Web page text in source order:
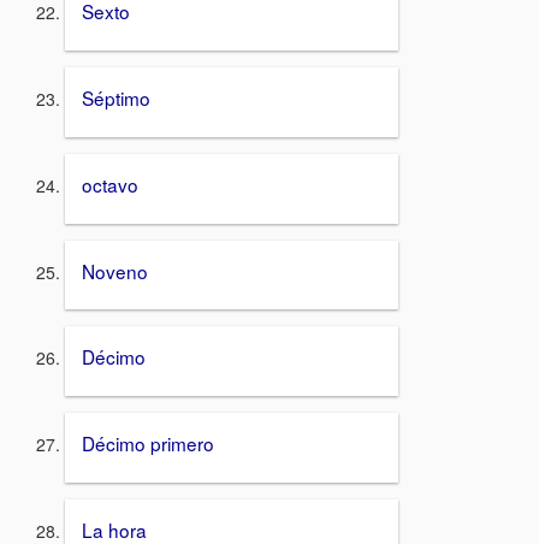
Sexto
Séptimo
octavo
Noveno
Décimo
Décimo primero
La hora